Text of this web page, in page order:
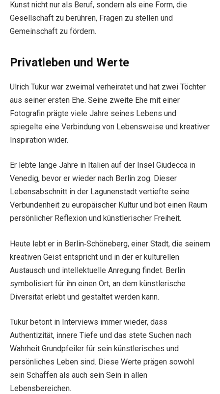
Kunst nicht nur als Beruf, sondern als eine Form, die
Gesellschaft zu berühren, Fragen zu stellen und
Gemeinschaft zu fördern.
Privatleben und Werte
Ulrich Tukur war zweimal verheiratet und hat zwei Töchter
aus seiner ersten Ehe. Seine zweite Ehe mit einer
Fotografin prägte viele Jahre seines Lebens und
spiegelte eine Verbindung von Lebensweise und kreativer
Inspiration wider.
Er lebte lange Jahre in Italien auf der Insel Giudecca in
Venedig, bevor er wieder nach Berlin zog. Dieser
Lebensabschnitt in der Lagunenstadt vertiefte seine
Verbundenheit zu europäischer Kultur und bot einen Raum
persönlicher Reflexion und künstlerischer Freiheit.
Heute lebt er in Berlin‑Schöneberg, einer Stadt, die seinem
kreativen Geist entspricht und in der er kulturellen
Austausch und intellektuelle Anregung findet. Berlin
symbolisiert für ihn einen Ort, an dem künstlerische
Diversität erlebt und gestaltet werden kann.
Tukur betont in Interviews immer wieder, dass
Authentizität, innere Tiefe und das stete Suchen nach
Wahrheit Grundpfeiler für sein künstlerisches und
persönliches Leben sind. Diese Werte prägen sowohl
sein Schaffen als auch sein Sein in allen
Lebensbereichen.